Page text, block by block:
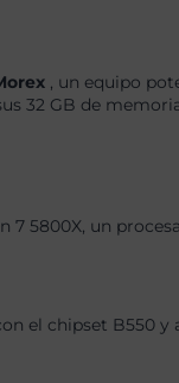
, un equipo
32 GB de
7 5800X, un
el chipset B550